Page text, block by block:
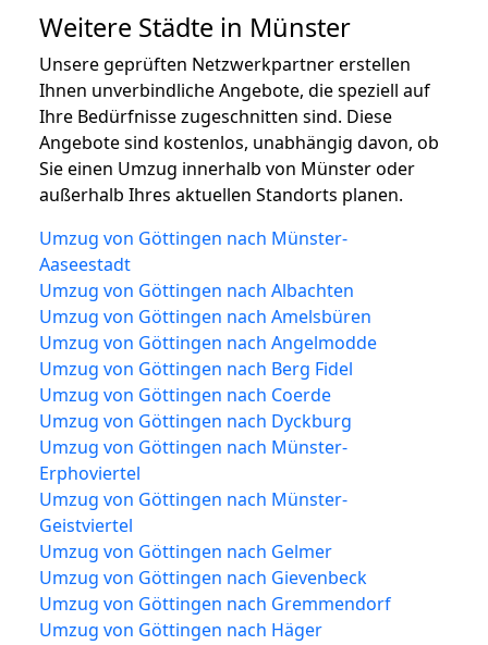
Weitere Städte in Münster
Unsere geprüften Netzwerkpartner erstellen
Ihnen unverbindliche Angebote, die speziell auf
Ihre Bedürfnisse zugeschnitten sind. Diese
Angebote sind kostenlos, unabhängig davon, ob
Sie einen Umzug innerhalb von Münster oder
außerhalb Ihres aktuellen Standorts planen.
Umzug von Göttingen nach Münster-
Aaseestadt
Umzug von Göttingen nach Albachten
Umzug von Göttingen nach Amelsbüren
Umzug von Göttingen nach Angelmodde
Umzug von Göttingen nach Berg Fidel
Umzug von Göttingen nach Coerde
Umzug von Göttingen nach Dyckburg
Umzug von Göttingen nach Münster-
Erphoviertel
Umzug von Göttingen nach Münster-
Geistviertel
Umzug von Göttingen nach Gelmer
Umzug von Göttingen nach Gievenbeck
Umzug von Göttingen nach Gremmendorf
Umzug von Göttingen nach Häger